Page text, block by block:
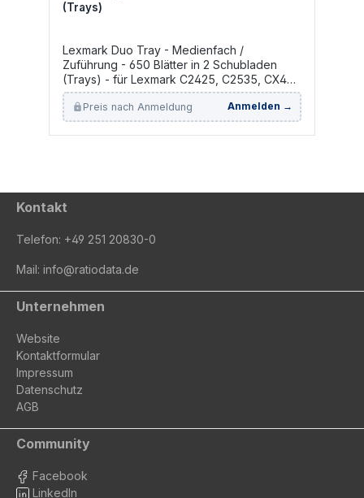
(Trays)
Lexmark Duo Tray - Medienfach /
Zuführung - 650 Blätter in 2 Schubladen
(Trays) - für Lexmark C2425, C2535, CX421,
CX522, CX622, CX625, MC2425, MC2535,
MC2640, XC2235, XC4240
Preis nach Anmeldung Anmelden →
Kontakt
Telefon: +49 251 20830-0
Mail: info@ratiodata.de
Unternehmen
Website
Kontaktformular
Impressum
Datenschutz
AGB
Community
Facebook
LinkedIn